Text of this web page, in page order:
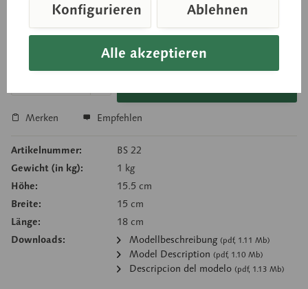
Preis auf Anfrage
Lieferzeit auf Anfrage
Merken Empfehlen
Artikelnummer:
BS 22
Gewicht (in kg):
1 kg
Höhe:
15.5 cm
Breite:
15 cm
Länge:
18 cm
Downloads:
Modellbeschreibung (pdf, 1.11 Mb)
Model Description (pdf, 1.10 Mb)
Descripcion del modelo (pdf, 1.13 Mb)
Alle akzeptieren
Konfigurieren Ablehnen